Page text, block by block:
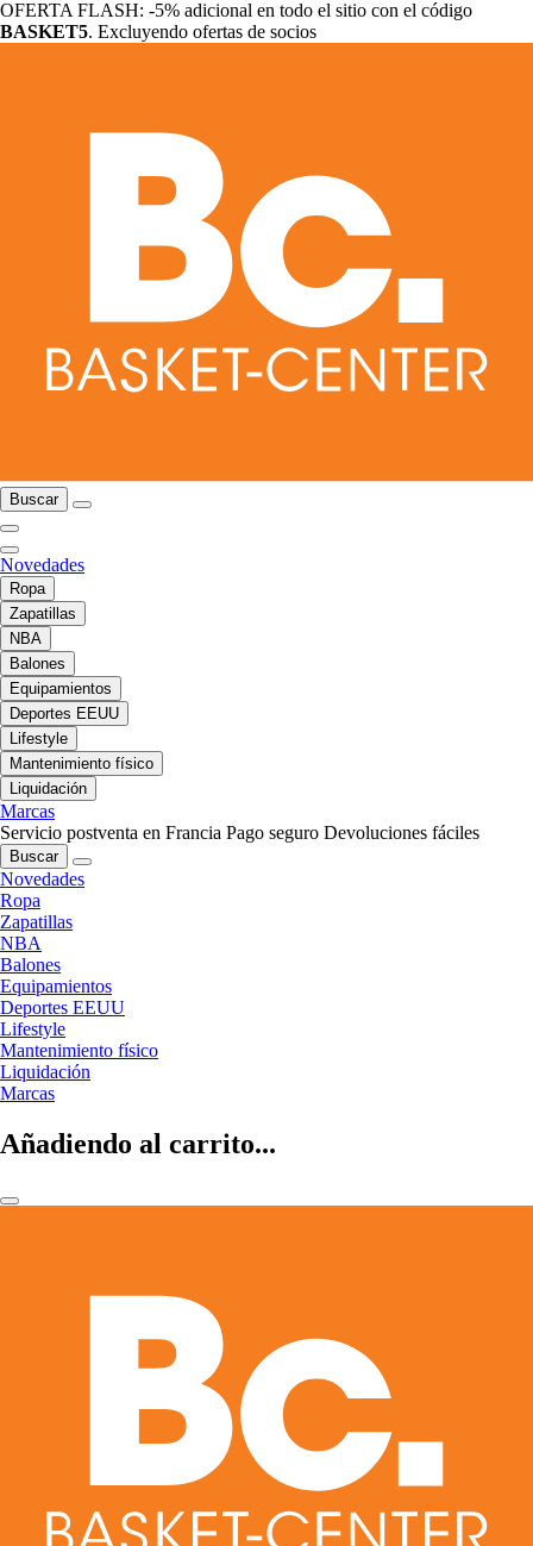
OFERTA FLASH: -5% adicional en todo el sitio con el código
BASKET5. Excluyendo ofertas de socios
Buscar
Novedades
Ropa
Zapatillas
NBA
Balones
Equipamientos
Deportes EEUU
Lifestyle
Mantenimiento físico
Liquidación
Marcas
Servicio postventa en Francia Pago seguro Devoluciones fáciles
Buscar
Novedades
Ropa
Zapatillas
NBA
Balones
Equipamientos
Deportes EEUU
Lifestyle
Mantenimiento físico
Liquidación
Marcas
Añadiendo al carrito...